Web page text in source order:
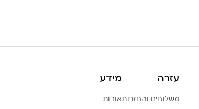
עזרה
משלוחים והחזרות
מידע
אודות